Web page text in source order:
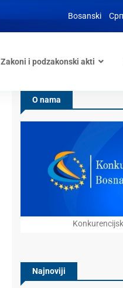
Bosanski
Zakoni i podzakonski akti
O nama
Najnoviji